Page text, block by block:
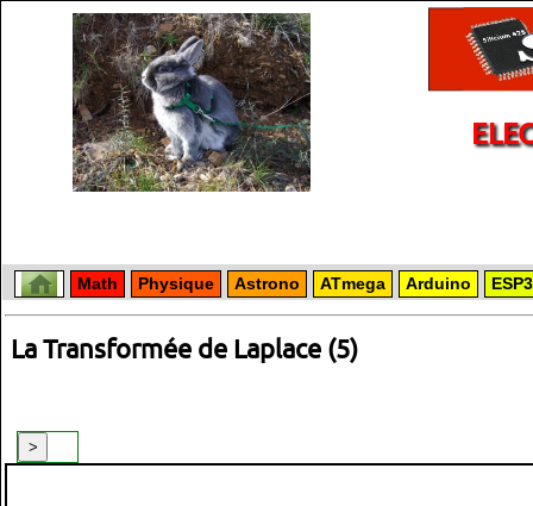
Math Physique Astrono ATmega Arduino
La Transformée de Laplace (5)